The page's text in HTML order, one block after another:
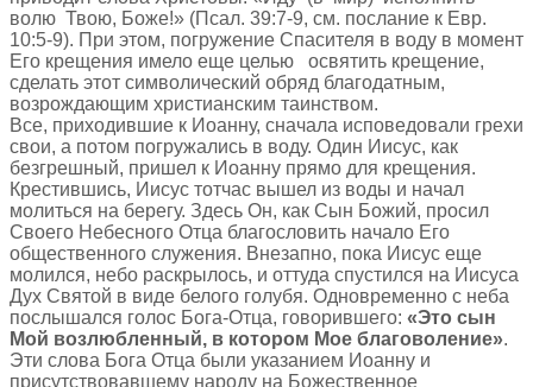
волю Твою, Боже!» (Псал. 39:7-9, см. послание к Евр.
10:5-9). При этом, погружение Спасителя в воду в момент
Его крещения имело еще целью освятить крещение,
сделать этот символический обряд благодатным,
возрождающим христианским таинством.
Все, приходившие к Иоанну, сначала исповедовали грехи
свои, а потом погружались в воду. Один Иисус, как
безгрешный, пришел к Иоанну прямо для крещения.
Крестившись, Иисус тотчас вышел из воды и начал
молиться на берегу. Здесь Он, как Сын Божий, просил
Своего Небесного Отца благословить начало Его
общественного служения. Внезапно, пока Иисус еще
молился, небо раскрылось, и оттуда спустился на Иисуса
Дух Святой в виде белого голубя. Одновременно с неба
послышался голос Бога-Отца, говорившего: «Это сын
Мой возлюбленный, в котором Мое благоволение».
Эти слова Бога Отца были указанием Иоанну и
присутствовавшему народу на Божественное